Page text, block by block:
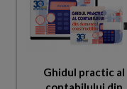
Ghidul practic al